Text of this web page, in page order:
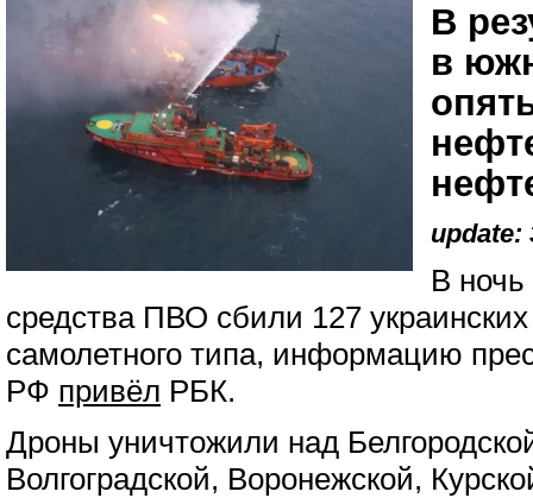
В
в
update:
В
средства ПВО сбили 127
самолетного типа, информацию
РФ привёл РБК.
Дроны уничтожили над
Волгоградской, Воронежской,